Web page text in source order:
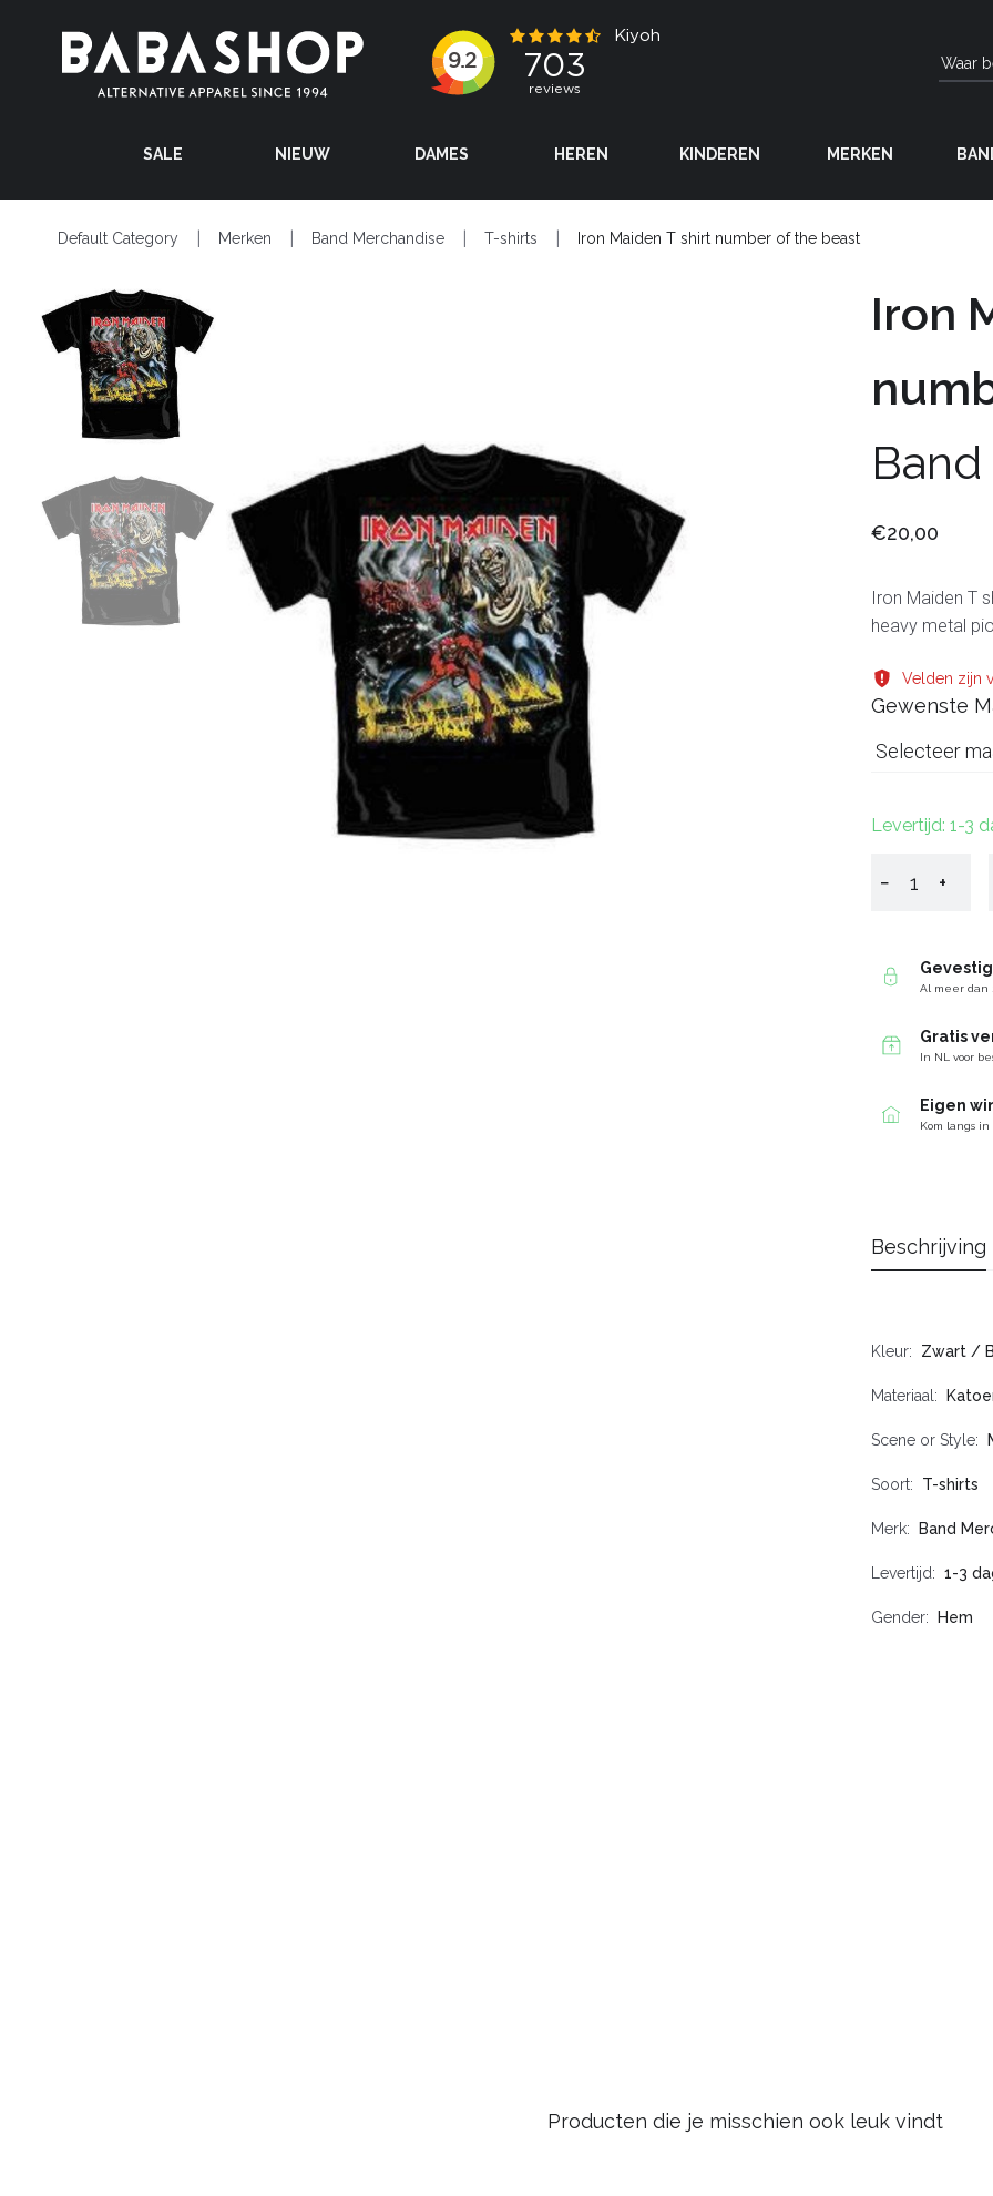
SALE NIEUW DAMES HEREN KINDEREN MERKEN
Default Category Merken Band Merchandise T-shirts Iron Maiden T shirt number of the beast
Iron
€20,00
Iron Maiden T
heavy metal
Velden zijn
Gewenste
Selecteer
Levertijd: 1-3
− +
Al meer dan
Gratis
In NL voor
Eigen
Kom langs
Beschrijving
Kleur Zwart /
Materiaal
Scene or Style
Soort T-shirts
Merk Band
Levertijd 1-3
Gender Hem
Producten die je misschien ook leuk vindt